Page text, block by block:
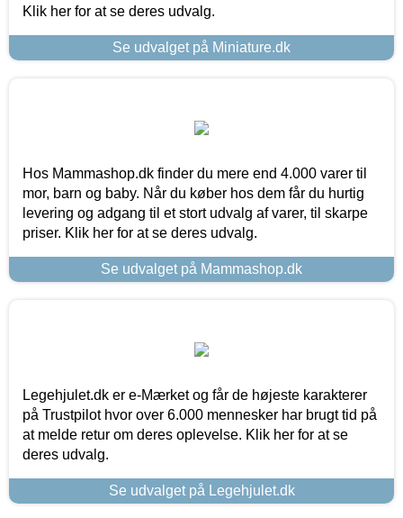
Klik her for at se deres udvalg.
Se udvalget på Miniature.dk
Hos Mammashop.dk finder du mere end 4.000 varer til
mor, barn og baby. Når du køber hos dem får du hurtig
levering og adgang til et stort udvalg af varer, til skarpe
priser. Klik her for at se deres udvalg.
Se udvalget på Mammashop.dk
Legehjulet.dk er e-Mærket og får de højeste karakterer
på Trustpilot hvor over 6.000 mennesker har brugt tid på
at melde retur om deres oplevelse. Klik her for at se
deres udvalg.
Se udvalget på Legehjulet.dk